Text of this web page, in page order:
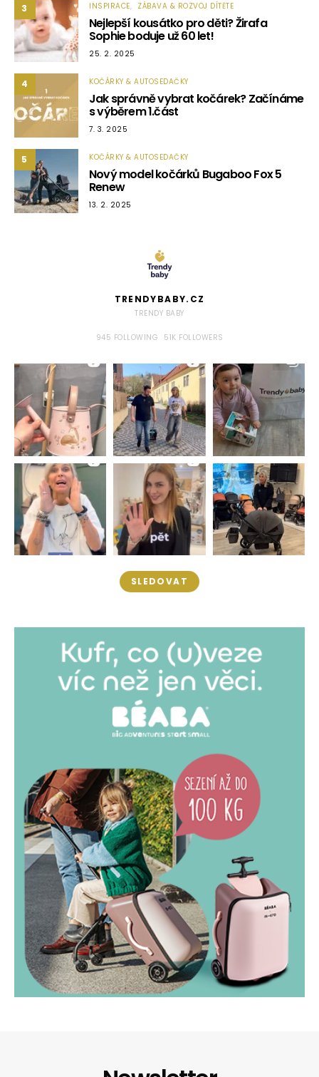
3 INSPIRACE ZÁBAVA & ROZVOJ DÍTĚTE
Nejlepší kousátko pro děti? Žirafa
Sophie boduje už 60 let!
25. 2. 2025
4 KOČÁRKY & AUTOSEDAČKY
Jak správně vybrat kočárek? Začínáme
s výběrem 1.část
7. 3. 2025
5 KOČÁRKY & AUTOSEDAČKY
Nový model kočárků Bugaboo Fox 5
Renew
13. 2. 2025
TRENDYBABY.CZ
TRENDY BABY
945 FOLLOWING 51K FOLLOWERS
SLEDOVAT